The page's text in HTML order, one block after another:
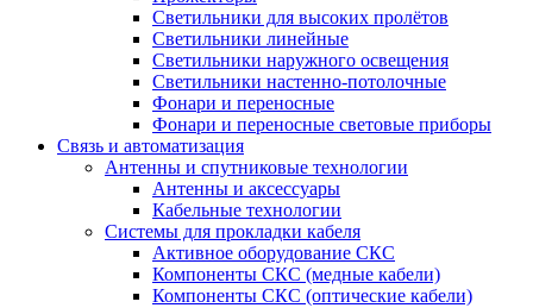
Светильники для высоких пролётов
Светильники линейные
Светильники наружного освещения
Светильники настенно-потолочные
Фонари и переносные
Фонари и переносные световые приборы
Связь и автоматизация
Антенны и спутниковые технологии
Антенны и аксессуары
Кабельные технологии
Системы для прокладки кабеля
Активное оборудование СКС
Компоненты СКС (медные кабели)
Компоненты СКС (оптические кабели)